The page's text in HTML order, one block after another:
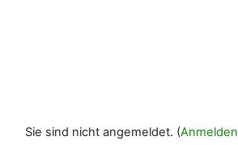
Sie sind nicht angemeldet. (Anmelden